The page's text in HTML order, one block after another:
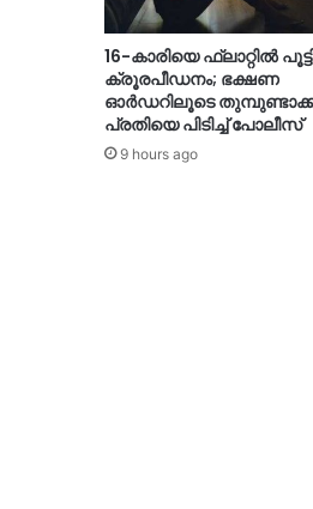
16-കാരിയെ ഫ്ലാറ്റിൽ
ക്രൂരപീഡനം; ഭക്ഷണ
ഓർഡറിലൂടെ
പ്രതിയെ പിടിച്ച് പോലീസ്
9 hours ago